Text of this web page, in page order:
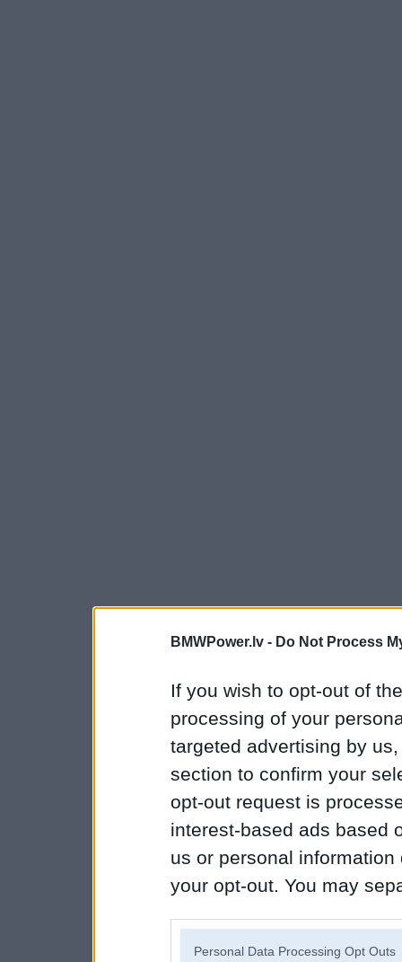
BMWPower.lv - Do Not Process
If you wish to opt-out of
processing of your
targeted advertising by
section to confirm your
opt-out request is
interest-based ads based
us or personal
your opt-out. You may
Personal Data Processing Opt Outs